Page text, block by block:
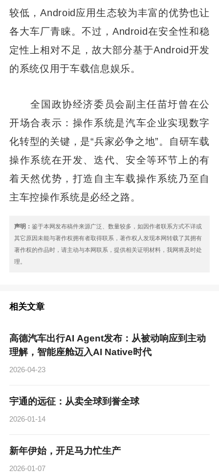
较低，Android应用生态较为丰富的优势也让
各大车厂青睐。不过，Android在安全性和稳
定性上相对不足，故大部分基于Android开发
的系统仅用于车载信息娱乐。
全国政协经济委员会副主任苗圩曾在公
开场合表示：操作系统是汽车企业实现数字
化转型的关键，是“兵家必争之地”。自研车载
操作系统在开发、迭代、安全等环节上的有
着天然优势，打造自主车载操作系统乃至自
主车控操作系统是必经之路。
声明：鉴于本网发布稿件来源广泛、数量较多，如因作者联系方式不详或
其它原因未能与著作权拥有者取得联系，著作权人发现本网转载了其拥有
著作权的作品时，请主动与本网联系，提供相关证明材料，我网将及时处
理。
相关文章
高德汽车出行AI Agent发布：从被动响应到主动
理解，智能座舱迈入AI Native时代
2026-04-23
宇通的远征：从卖全球到誉全球
2026-01-14
新年伊始，开足马力忙生产
2026-01-07